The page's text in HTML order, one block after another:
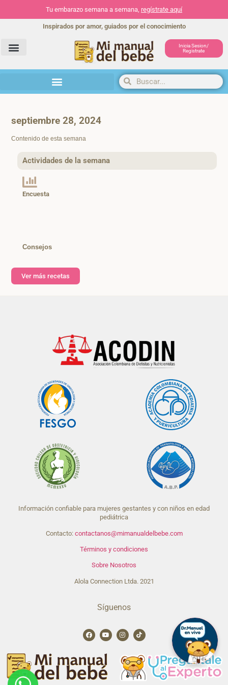
Tu embarazo semana a semana, regístrate aquí
Inspirados por amor, guiados por el conocimiento
Inicia Sesion/
Registrate
septiembre 28, 2024
Contenido de esta semana
Actividades de la semana
Encuesta
Consejos
Ver más recetas
Información confiable para mujeres gestantes y con niños en edad
pediátrica
Contacto: contactanos@mimanualdelbebe.com
Términos y condiciones
Sobre Nosotros
Alola Connection Ltda. 2021
Síguenos